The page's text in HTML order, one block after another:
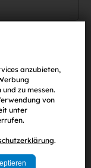
anzubieten,
zu messen.
von
unter
.